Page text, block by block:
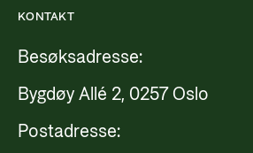
KONTAKT
Besøksadresse:
Bygdøy Allé 2, 0257 Oslo
Postadresse: